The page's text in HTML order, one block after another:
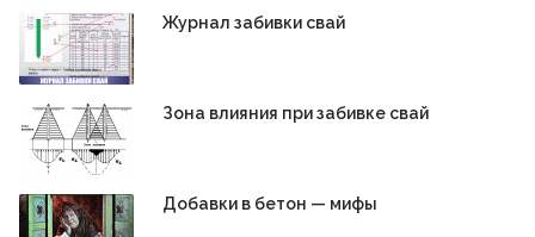
Журнал забивки свай
Зона влияния при забивке свай
Добавки в бетон — мифы